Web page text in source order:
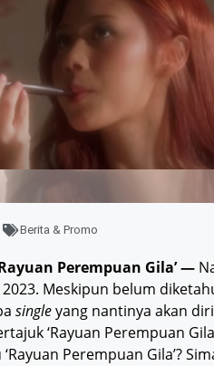
Berita & Promo
Perempuan Gila’ —
Meskipun belum
singleyang nantinya akan
‘Rayuan Perempuan
Perempuan Gila’?